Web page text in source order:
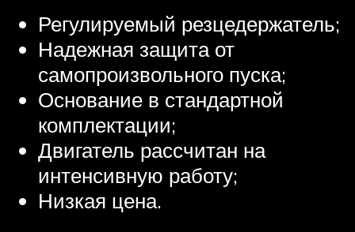
Регулируемый резцедержатель;
Надежная защита от
самопроизвольного пуска;
Основание в стандартной
комплектации;
Двигатель рассчитан на
интенсивную работу;
Низкая цена.